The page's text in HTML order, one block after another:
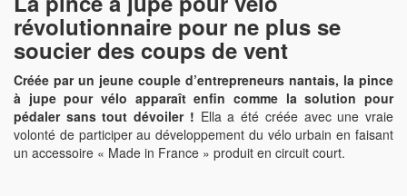
révolutionnaire pour ne plus se
soucier des coups de vent
Créée par un jeune couple d’entrepreneurs nantais, la pince
à jupe pour vélo apparaît enfin comme la solution pour
pédaler sans tout dévoiler ! Ella a été créée avec une vraie
volonté de participer au développement du vélo urbain en faisant
un accessoire « Made in France » produit en circuit court.